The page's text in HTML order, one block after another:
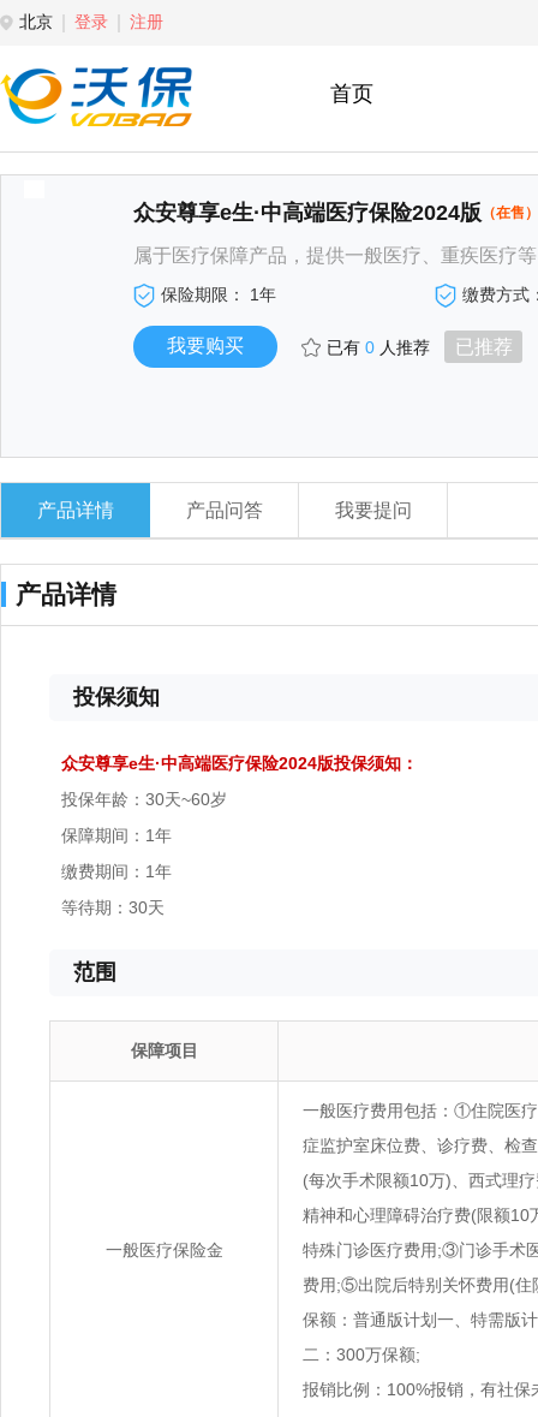
北京 登录 注册
首页
众安尊享e生·中高端医疗保险2024版 （在售）
属于医疗保障产品，提供一般医疗、重疾医疗
保险期限： 1年 缴费方
已有 0 人推荐
产品详情 产品问答 我要提问
产品详情
投保须知
众安尊享e生·中高端医疗保险2024版投保须知：
投保年龄：30天~60岁
保障期间：1年
缴费期间：1年
等待期：30天
范围
保障项目
一般医疗保险金
一般医疗费用包括：①住院医
症监护室床位费、诊疗费、检
(每次手术限额10万)、西式理
精神和心理障碍治疗费(限额
特殊门诊医疗费用;③门诊手术
费用;⑤出院后特别关怀费用(住
保额：普通版计划一、特需版
二：300万保额;
报销比例：100%报销，有社保